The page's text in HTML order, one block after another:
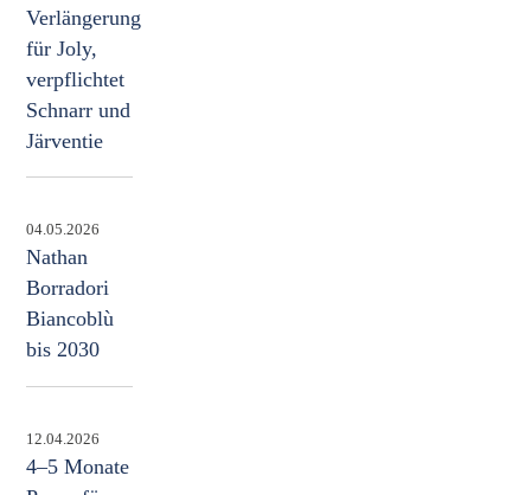
Verlängerung
für Joly,
verpflichtet
Schnarr und
Järventie
04.05.2026
Nathan
Borradori
Biancoblù
bis 2030
12.04.2026
4–5 Monate